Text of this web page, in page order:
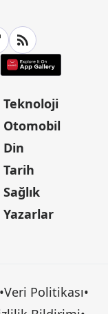
Teknoloji
Otomobil
Din
Tarih
Sağlık
Yazarlar
•Veri Politikası•